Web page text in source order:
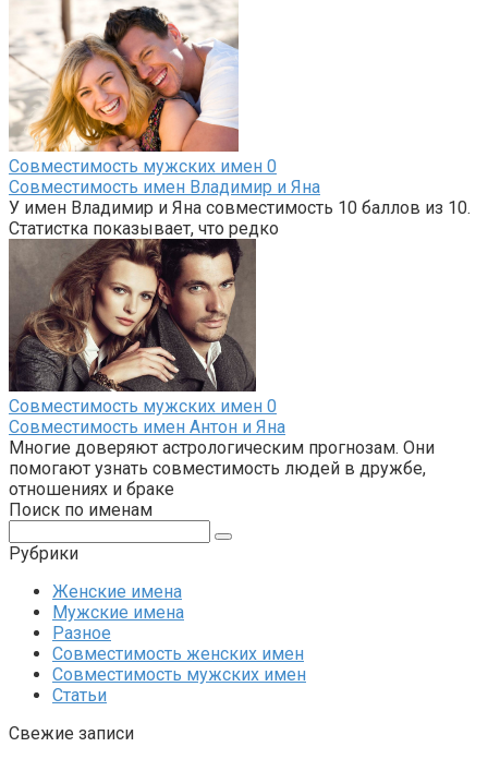
Совместимость мужских имен 0
Совместимость имен Владимир и Яна
У имен Владимир и Яна совместимость 10 баллов из 10.
Статистка показывает, что редко
Совместимость мужских имен 0
Совместимость имен Антон и Яна
Многие доверяют астрологическим прогнозам. Они
помогают узнать совместимость людей в дружбе,
отношениях и браке
Поиск по именам
Рубрики
Женские имена
Мужские имена
Разное
Совместимость женских имен
Совместимость мужских имен
Статьи
Свежие записи